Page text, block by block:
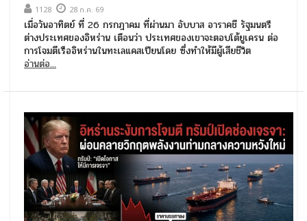
1128 28 ก.ค. 69
เมื่อวันอาทิตย์ ที่ 26 กรกฎาคม ที่ผ่านมา อับบาส อาราคชี รัฐมนตรี
ต่างประเทศของอิหร่าน เตือนว่า ประเทศของเขาจะตอบโต้ยูเครน ต่อ
การโจมตีเรืออิหร่านในทะเลแคสเปียนโดย ซึ่งทำให้มีผู้เสียชีวิต
อ่านต่อ...